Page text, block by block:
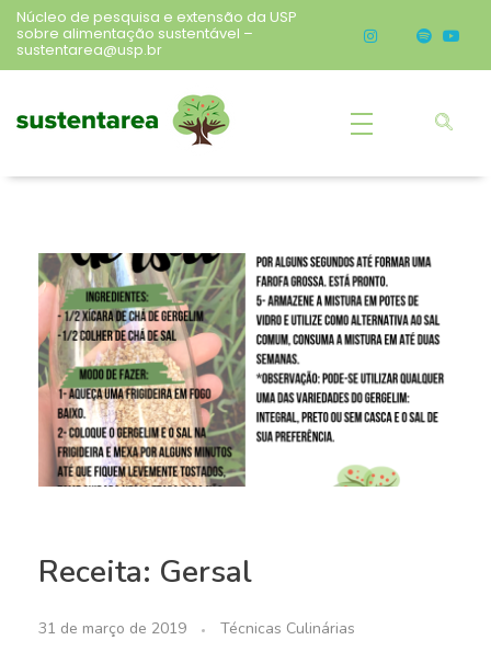
Núcleo de pesquisa e extensão da USP
sobre alimentação sustentável –
sustentarea@usp.br
Sustentarea
Receita: Gersal
31 de março de 2019 Técnicas Culinárias